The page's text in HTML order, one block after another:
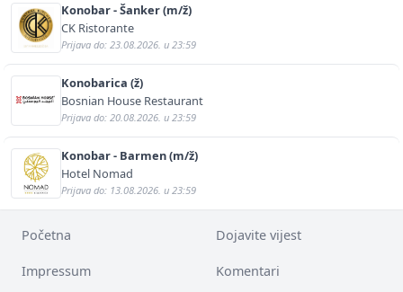
Konobar - Šanker (m/ž)
CK Ristorante
Prijava do: 23.08.2026. u 23:59
Konobarica (ž)
Bosnian House Restaurant
Prijava do: 20.08.2026. u 23:59
Konobar - Barmen (m/ž)
Hotel Nomad
Prijava do: 13.08.2026. u 23:59
Početna Dojavite vijest
Impressum Komentari